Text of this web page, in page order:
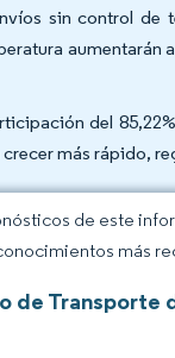
sin control de
aumentarán
del
más rápido,
de este
más
de Transporte